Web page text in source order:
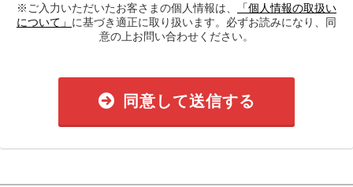
※ご入力いただいたお客さまの個人情報は、
「個人情報の取扱い
について」 に基づき適正に取り扱います。必ずお読みになり、同
意の上お問い合わせください。
同意して送信する